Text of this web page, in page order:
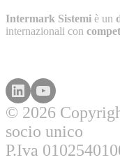
Intermark Sistemi è un
internazionali con
© 2026
socio unico
P.Iva